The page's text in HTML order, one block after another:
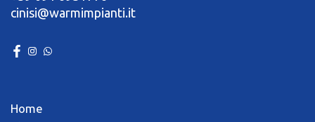
cinisi@warmimpianti.it
Home